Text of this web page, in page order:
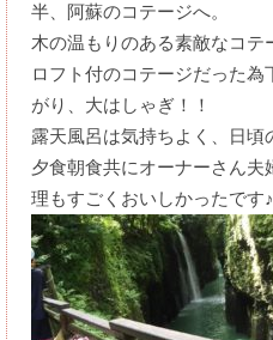
半、阿蘇のコテージへ。
木の温もりのある素敵なコテ
ロフト付のコテージだった
がり、大はしゃぎ！！
露天風呂は気持ちよく、日頃
夕食朝食共にオーナーさん
理もすごくおいしかったです